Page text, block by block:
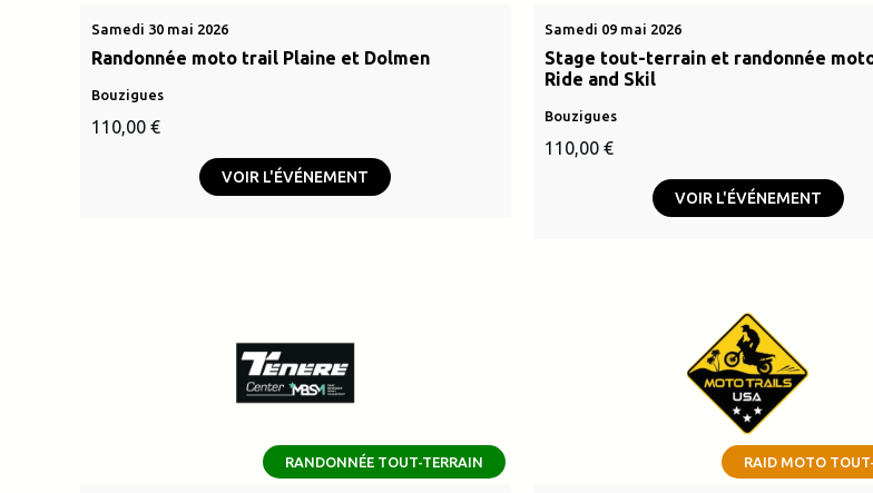
Samedi 30 mai 2026
Randonnée moto trail Plaine et Dolmen
Bouzigues
110,00 €
VOIR L'ÉVÉNEMENT
Samedi 09 mai 2026
Stage tout-terrain et randonnée
Ride and Skil
Bouzigues
110,00 €
VOIR L'ÉVÉNEMENT
RANDONNÉE TOUT-TERRAIN RAID MOTO